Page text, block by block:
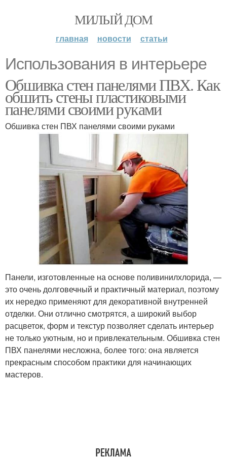
МИЛЫЙ ДОМ
главная новости статьи
Использования в интерьере
Обшивка стен панелями ПВХ. Как
обшить стены пластиковыми
панелями своими руками
Обшивка стен ПВХ панелями своими руками
Панели, изготовленные на основе поливинилхлорида, —
это очень долговечный и практичный материал, поэтому
их нередко применяют для декоративной внутренней
отделки. Они отлично смотрятся, а широкий выбор
расцветок, форм и текстур позволяет сделать интерьер
не только уютным, но и привлекательным. Обшивка стен
ПВХ панелями несложна, более того: она является
прекрасным способом практики для начинающих
мастеров.